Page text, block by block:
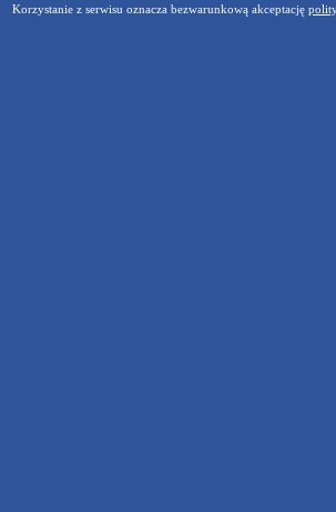
Korzystanie z serwisu oznacza bezwarunkową akceptację